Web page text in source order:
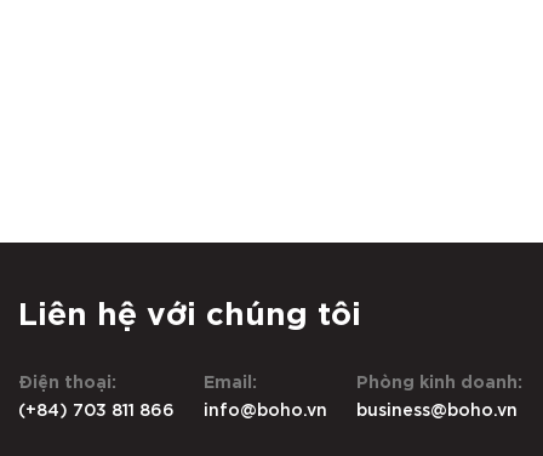
Liên hệ với chúng tôi
Điện thoại:
(+84) 703 811 866
Email:
info@boho.vn
Phòng kinh doanh:
business@boho.vn